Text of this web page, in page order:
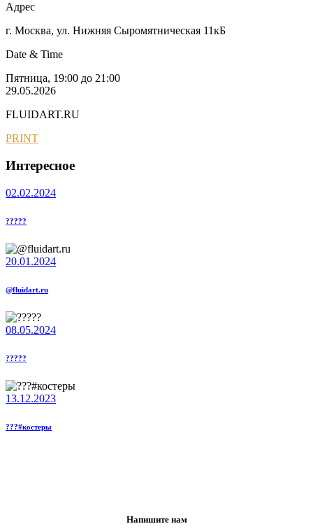
Адрес
г. Москва, ул. Нижняя Сыромятническая 11кБ
Date & Time
Пятница, 19:00 до 21:00
29.05.2026
FLUIDART.RU
PRINT
Интересное
02.02.2024
?????
20.01.2024
@fluidart.ru
08.05.2024
?????
13.12.2023
???#костеры
Напишите нам